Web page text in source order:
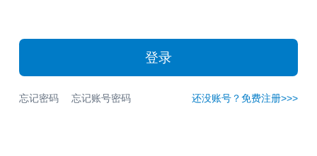
登录
忘记密码 忘记账号密码 还没账号？免费注册>>>